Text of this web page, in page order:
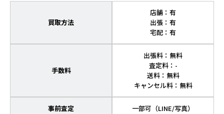
買取方法
店舗：有
出張：有
宅配：有
手数料
出張料：無料
査定料：-
送料：無料
キャンセル料：無料
事前査定 一部可（LINE/写真）